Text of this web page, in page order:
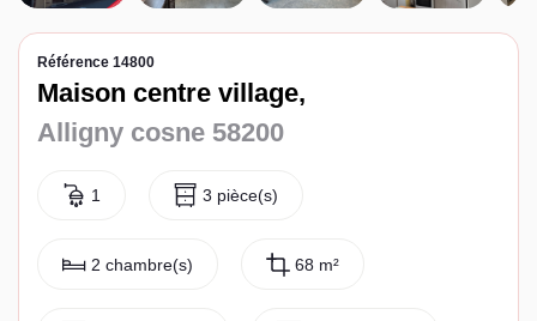
Référence 14800
Maison centre village,
Alligny cosne 58200
1 3 pièce(s)
2 chambre(s) 68 m²